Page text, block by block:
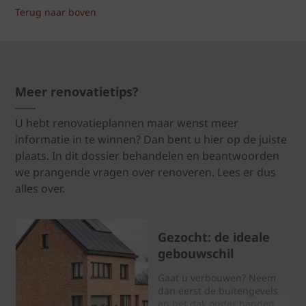
Terug naar boven
Meer renovatietips?
U hebt renovatieplannen maar wenst meer
informatie in te winnen? Dan bent u hier op de juiste
plaats. In dit dossier behandelen en beantwoorden
we prangende vragen over renoveren. Lees er dus
alles over.
Gezocht: de ideale
gebouwschil
Gaat u verbouwen? Neem
dan eerst de buitengevels